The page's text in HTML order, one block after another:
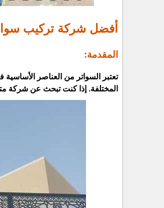
أفضل شركة تركيب
المقدمة:
تعتبر السواتر من العناصر
المختلفة. إذا كنت تبحث عن شركة